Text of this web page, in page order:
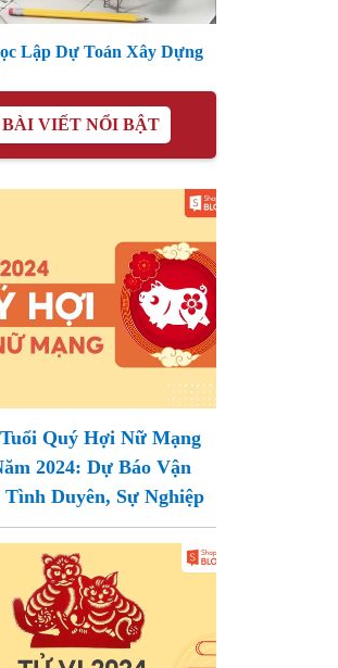
Lập Dự Toán Xây Dựng
BÀI VIẾT NỔI BẬT
Quý Hợi Nữ Mạng
2024: Dự Báo Vận
Tình Duyên, Sự Nghiệp